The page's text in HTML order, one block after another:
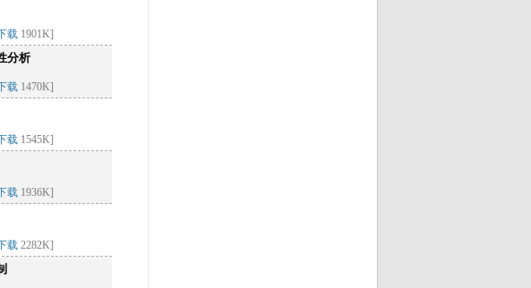
载 1901K]
分析
载 1470K]
载 1545K]
载 1936K]
载 2282K]